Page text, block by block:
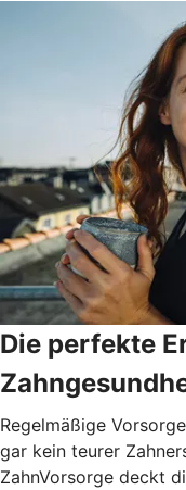
Die perfekte
Regelmäßige
gar kein teurer
ZahnVorsorge deckt